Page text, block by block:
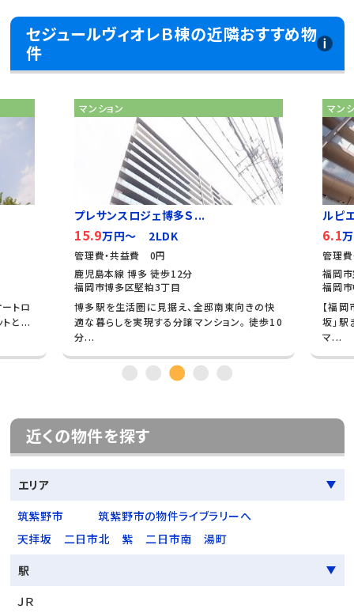
セジュールヴィオレＢ棟の近隣おすすめ物
件
トロ
トと...
マンション
プレサンスロジェ博多Ｓ...
15.9万円～ 2LDK
管理費・共益費 0円
鹿児島本線 博多 徒歩12分
福岡市博多区堅粕3丁目
博多駅を生活圏に見据え、全邸南東向きの快
適な暮らしを実現する分譲マンション。 徒歩10
分...
マン
ルピ
6.1
管理
福岡
福岡
【福
坂」
マ...
近くの物件を探す
エリア
筑紫野市
筑紫野市の物件ライブラリーへ
天拝坂
二日市北 紫 二日市南
湯町
駅
ＪＲ